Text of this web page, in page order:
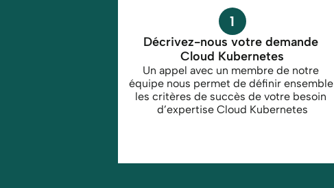
1
Décrivez-nous votre demande
Cloud Kubernetes
Un appel avec un membre de notre
équipe nous permet de définir ensemble
les critères de succès de votre besoin
d’expertise Cloud Kubernetes